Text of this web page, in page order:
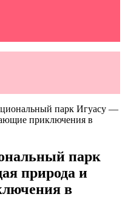
парк Игуасу —
приключения в
парк
природа и
в